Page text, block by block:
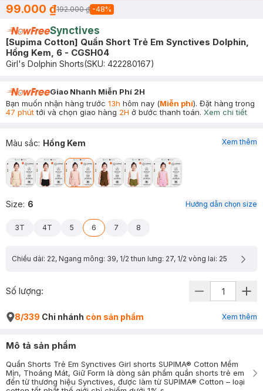
99.000 ₫192.000 ₫ -48%
Synctives
[Supima Cotton] Quần Short Trẻ Em Synctives Dolphin,
Hồng Kem, 6 - CGSH04
Girl's Dolphin Shorts(SKU: 422280167)
Giao Nhanh Miễn Phí 2H
Bạn muốn nhận hàng trước 13h hôm nay (Miễn phí). Đặt hàng trong
47 phúttới và chọn giao hàng 2H ở bước thanh toán. Xem chi tiết
Màu sắc: Hồng Kem
Size: 6 Hướng dẫn chọn size
3T 4T 5 6 7 8
Chiều dài: 22, Ngang mông: 39, 1/2 thun lưng: 27, 1/2 vòng lai: 25
Xem thêm
Số lượng:
8/339 Chi nhánh còn sản phẩm Xem thêm
Mô tả sản phẩm
Quần Shorts Trẻ Em Synctives Girl shorts SUPIMA® Cotton Mềm
Mịn, Thoáng Mát, Giữ Form là dòng sản phẩm quần shorts trẻ em
đến từ thương hiệu Synctives, được làm từ SUPIMA® Cotton – loại